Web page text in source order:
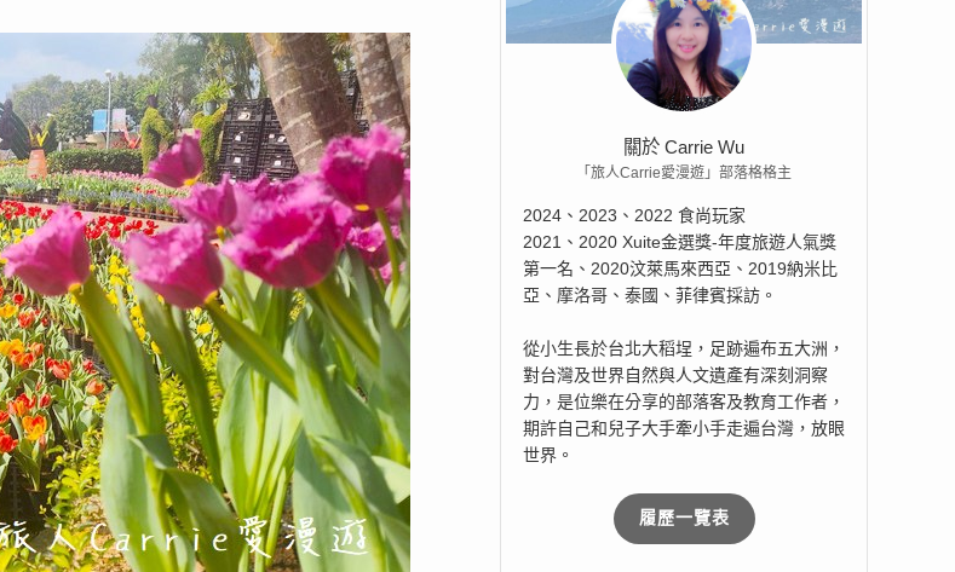
關於 Carrie Wu
「旅人Carrie愛漫遊」部落格格主
2024、2023、2022 食尚玩家
2021、2020 Xuite金選獎-年度旅遊人氣獎
第一名、2020汶萊馬來西亞、2019納米比
亞、摩洛哥、泰國、菲律賓採訪。
從小生長於台北大稻埕，足跡遍布五大洲，
對台灣及世界自然與人文遺產有深刻洞察
力，是位樂在分享的部落客及教育工作者，
期許自己和兒子大手牽小手走遍台灣，放眼
世界。
履歷一覽表